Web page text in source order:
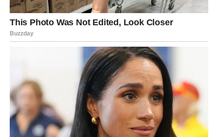
kada se gradi nešto trajno.
VODOLIJA – Sudbina ruši planove
da bi vas oslobodila
Vodolije u narednim danima mogu doživeti iznenadne
promene. Planovi se menjaju, ali ne zato da bi vas kaznili
– već da bi vas oslobodili.
U ljubavi, moguće je da shvatite da osećate više nego što